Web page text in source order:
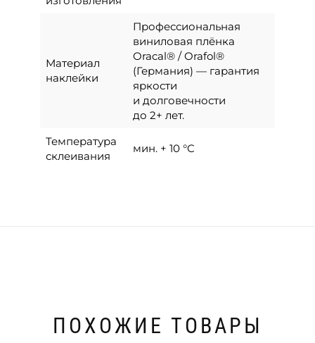
Материал
наклейки
Профессиональная
виниловая плёнка
Oracal® / Orafol®
(Германия) — гарантия
яркости
и долговечности
до 2+ лет.
Температура
склеивания
мин. + 10 °C
ПОХОЖИЕ ТОВАРЫ